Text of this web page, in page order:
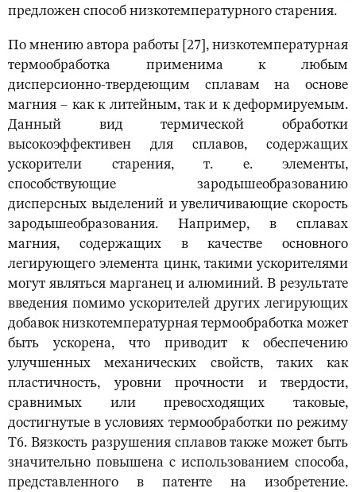
предложен способ низкотемпературного старения.
По мнению автора работы [27], низкотемпературная
термообработка применима к любым
дисперсионно-твердеющим сплавам на основе
магния – как к литейным, так и к деформируемым.
Данный вид термической обработки
высокоэффективен для сплавов, содержащих
ускорители старения, т. е. элементы,
способствующие зародышеобразованию
дисперсных выделений и увеличивающие скорость
зародышеобразования. Например, в сплавах
магния, содержащих в качестве основного
легирующего элемента цинк, такими ускорителями
могут являться марганец и алюминий. В результате
введения помимо ускорителей других легирующих
добавок низкотемпературная термообработка может
быть ускорена, что приводит к обеспечению
улучшенных механических свойств, таких как
пластичность, уровни прочности и твердости,
сравнимых или превосходящих таковые,
достигнутые в условиях термообработки по режиму
Т6. Вязкость разрушения сплавов также может быть
значительно повышена с использованием способа,
представленного в патенте на изобретение.